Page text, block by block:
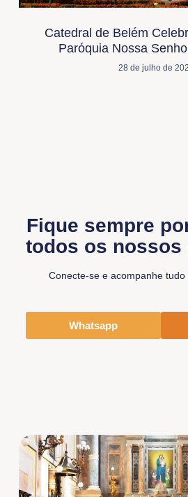
Catedral de Belém
Paróquia Nossa
28 de julho de
Fique sempre
todos os nossos
Conecte-se e acompanhe
Whatsapp